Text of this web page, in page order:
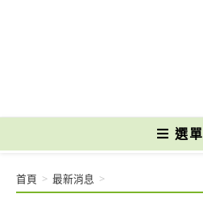
選單
首頁 > 最新消息 >